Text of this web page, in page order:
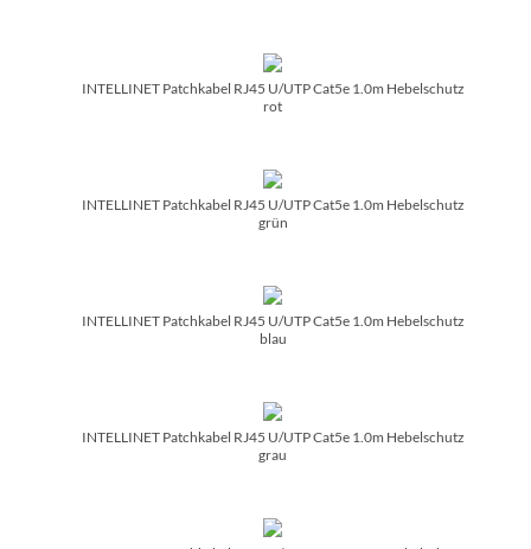
INTELLINET Patchkabel RJ45 U/­UTP Cat5e 1.0m Hebelschutz
rot
INTELLINET Patchkabel RJ45 U/­UTP Cat5e 1.0m Hebelschutz
grün
INTELLINET Patchkabel RJ45 U/­UTP Cat5e 1.0m Hebelschutz
blau
INTELLINET Patchkabel RJ45 U/­UTP Cat5e 1.0m Hebelschutz
grau